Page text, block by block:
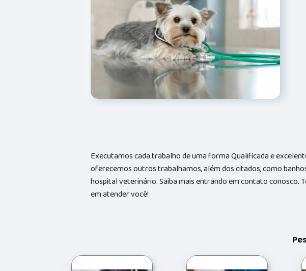
Executamos cada trabalho de uma forma Qualificada e
oferecemos outros trabalhamos, além dos citados, como
hospital veterinário. Saiba mais entrando em contato conosco.
em atender você!